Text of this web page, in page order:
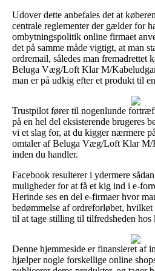
Udover dette anbefales det at
centrale reglementer der gælder for
ombytningspolitik online firmaet
det på samme måde vigtigt, at man
ordremail, således man fremadrettet
Beluga Væg/Loft Klar M/
man er på udkig efter et produkt til
Trustpilot fører til nogenlunde
på en hel del eksisterende brugeres
vi et slag for, at du kigger nærmere
omtaler af Beluga Væg/Loft Klar M/
inden du handler.
Facebook resulterer i ydermere
muligheder for at få et kig ind i e-
Herinde ses en del e-firmaer hvor
bedømmelse af ordreforløbet,
til at tage stilling til tilfredsheden hos
Denne hjemmeside er finansieret af
hjælper nogle forskellige online